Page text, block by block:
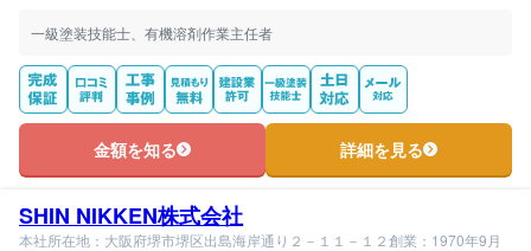
一級塗装技能士、有機溶剤作業主任者
金額を知る 詳細を見る
SHIN NIKKEN株式会社
本社所在地：大阪府堺市堺区出島海岸通り２－１１－１２創業：1970年9月